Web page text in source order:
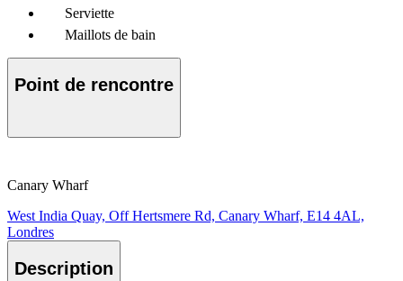
Serviette
Maillots de bain
Point de rencontre
Canary Wharf
West India Quay, Off Hertsmere Rd, Canary Wharf, E14 4AL,
Londres
Description